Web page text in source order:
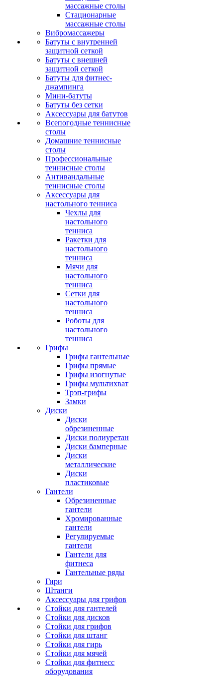
массажные столы
Стационарные
массажные столы
Вибромассажеры
Батуты с внутренней
защитной сеткой
Батуты с внешней
защитной сеткой
Батуты для фитнес-
джампинга
Мини-батуты
Батуты без сетки
Аксессуары для батутов
Всепогодные теннисные
столы
Домашние теннисные
столы
Профессиональные
теннисные столы
Антивандальные
теннисные столы
Аксессуары для
настольного тенниса
Чехлы для
настольного
тенниса
Ракетки для
настольного
тенниса
Мячи для
настольного
тенниса
Сетки для
настольного
тенниса
Роботы для
настольного
тенниса
Грифы
Грифы гантельные
Грифы прямые
Грифы изогнутые
Грифы мультихват
Трэп-грифы
Замки
Диски
Диски
обрезиненные
Диски полиуретан
Диски бамперные
Диски
металлические
Диски
пластиковые
Гантели
Обрезиненные
гантели
Хромированные
гантели
Регулируемые
гантели
Гантели для
фитнеса
Гантельные ряды
Гири
Штанги
Аксессуары для грифов
Стойки для гантелей
Стойки для дисков
Стойки для грифов
Стойки для штанг
Стойки для гирь
Стойки для мячей
Стойки для фитнесс
оборудования